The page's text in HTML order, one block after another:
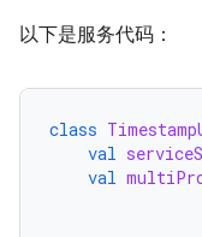
以下是服务代码：
class
val
val